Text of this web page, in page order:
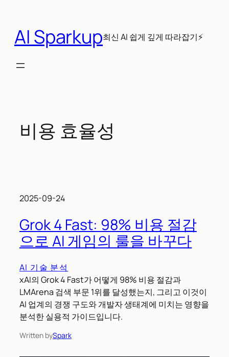
AI Sparkup최신 AI 쉽게 깊게 따라잡기⚡
비용 효율성
2025-09-24
Grok 4 Fast: 98% 비용 절감
으로 AI 게임의 룰을 바꾸다
AI 기술 분석
xAI의 Grok 4 Fast가 어떻게 98% 비용 절감과
LMArena 검색 부문 1위를 달성했는지, 그리고 이것이
AI 업계의 경쟁 구도와 개발자 생태계에 미치는 영향을
분석한 실용적 가이드입니다.
Written bySpark